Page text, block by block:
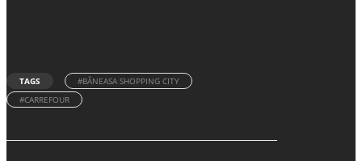
TAGS
#BĂNEASA SHOPPING CITY
#CARREFOUR